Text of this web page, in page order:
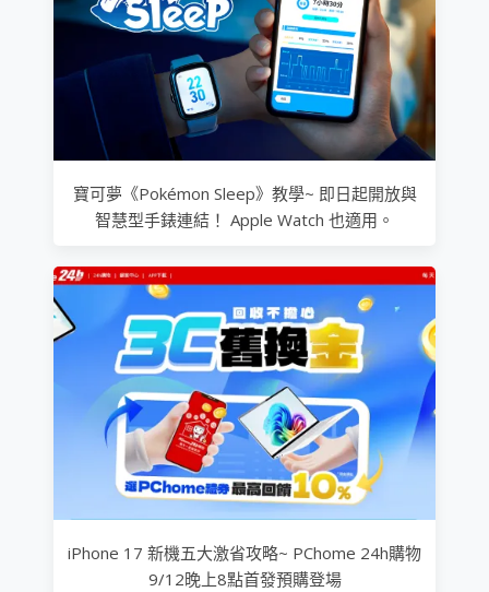
寶可夢《Pokémon Sleep》教學~ 即日起開放與
智慧型手錶連結！ Apple Watch 也適用。
iPhone 17 新機五大激省攻略~ PChome 24h購物
9/12晚上8點首發預購登場